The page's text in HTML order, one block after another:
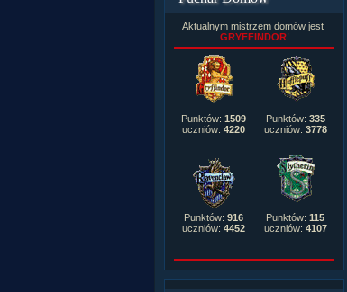
Aktualnym mistrzem domów jest
GRYFFINDOR!
Punktów: 1509
uczniów: 4220
Punktów: 335
uczniów: 3778
Punktów: 916
uczniów: 4452
Punktów: 115
uczniów: 4107